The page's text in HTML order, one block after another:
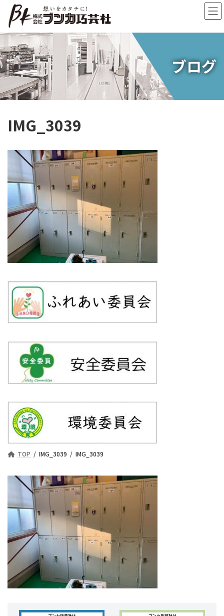
ン
ツ
へ
ス
キ
ッ
プ
ー
シ
ョ
ン
に
移
動
ブログ
IMG_3039
TOP IMG_3039 IMG_3039